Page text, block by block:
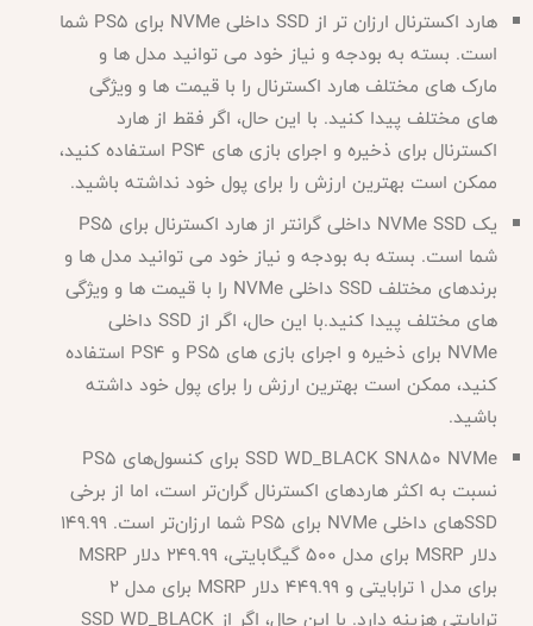
هارد اکسترنال ارزان تر از
SSD داخلی NVMe برای PS5 شما
است. بسته به بودجه و نیاز خود می توانید مدل ها و
مارک های مختلف هارد اکسترنال را با قیمت ها و ویژگی
های مختلف پیدا کنید. با این حال، اگر فقط از هارد
اکسترنال برای ذخیره و اجرای بازی های PS4 استفاده کنید،
ممکن است بهترین ارزش را برای پول خود نداشته باشید.
یک
NVMe SSD داخلی گرانتر از هارد اکسترنال برای PS5
شما است. بسته به بودجه و نیاز خود می توانید مدل ها و
برندهای مختلف SSD داخلی NVMe را با قیمت ها و ویژگی
های مختلف پیدا کنید.با این حال، اگر از SSD داخلی
NVMe برای ذخیره و اجرای بازی های PS5 و PS4 استفاده
کنید، ممکن است بهترین ارزش را برای پول خود داشته
باشید.
SSD WD_BLACK SN850 NVMe برای کنسول‌های PS5
نسبت به اکثر هاردهای اکسترنال گران‌تر است، اما از برخی
SSD‌های داخلی NVMe برای PS5 شما ارزان‌تر است. 149.99
دلار MSRP برای مدل 500 گیگابایتی، 249.99 دلار MSRP
برای مدل 1 ترابایتی و 449.99 دلار MSRP برای مدل 2
ترابایتی هزینه دارد. با این حال، اگر از SSD WD_BLACK